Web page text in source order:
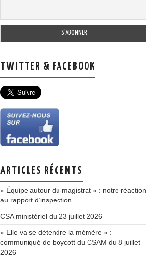
TWITTER & FACEBOOK
ARTICLES RÉCENTS
« Équipe autour du magistrat » : notre réaction
au rapport d’inspection
CSA ministériel du 23 juillet 2026
« Elle va se détendre la mémère » :
communiqué de boycott du CSAM du 8 juillet
2026